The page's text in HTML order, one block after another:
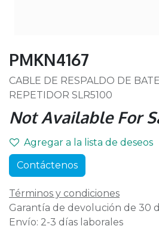
PMKN4167
CABLE DE RESPALDO DE
REPETIDOR SLR5100
Not Available For
Agregar a la lista de deseos
Contáctenos
Términos y condiciones
Garantía de devolución de 30
Envío: 2-3 días laborales